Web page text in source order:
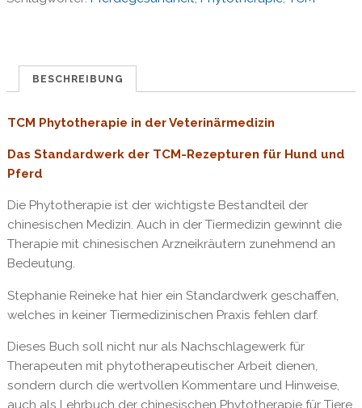
BESCHREIBUNG
TCM Phytotherapie in der Veterinärmedizin
Das Standardwerk der TCM-Rezepturen für Hund und
Pferd
Die Phytotherapie ist der wichtigste Bestandteil der
chinesischen Medizin. Auch in der Tiermedizin gewinnt die
Therapie mit chinesischen Arzneikräutern zunehmend an
Bedeutung.
Stephanie Reineke hat hier ein Standardwerk geschaffen,
welches in keiner Tiermedizinischen Praxis fehlen darf.
Dieses Buch soll nicht nur als Nachschlagewerk für
Therapeuten mit phytotherapeutischer Arbeit dienen,
sondern durch die wertvollen Kommentare und Hinweise,